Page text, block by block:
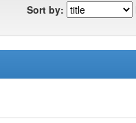
Sort by: